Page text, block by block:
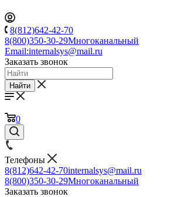
8(812)642-42-70
8(800)350-30-29Многоканальный
Email:internalsys@mail.ru
Заказать звонок
Найти
0
Телефоны
8(812)642-42-70internalsys@mail.ru
8(800)350-30-29Многоканальный
Заказать звонок